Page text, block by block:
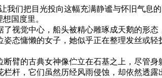
我们把目光投向这幅充满静谧与怀旧气息
国度里。
视觉中心，船头被精心雕琢成天鹅的形
态慵懒的女子，她似乎正在整理发丝或
臂的古典女神像伫立在石基之上，尽管
杆，它们虽然历经风雨侵蚀，却依然透露